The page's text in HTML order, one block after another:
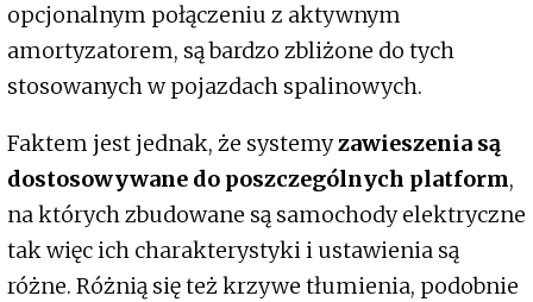
opcjonalnym połączeniu z aktywnym
amortyzatorem, są bardzo zbliżone do tych
stosowanych w pojazdach spalinowych.
Faktem jest jednak, że systemyzawieszenia są
dostosowywane do poszczególnych platform,
na których zbudowane są samochody elektryczne
tak więc ich charakterystyki i ustawienia są
różne. Różnią się też krzywe tłumienia, podobnie